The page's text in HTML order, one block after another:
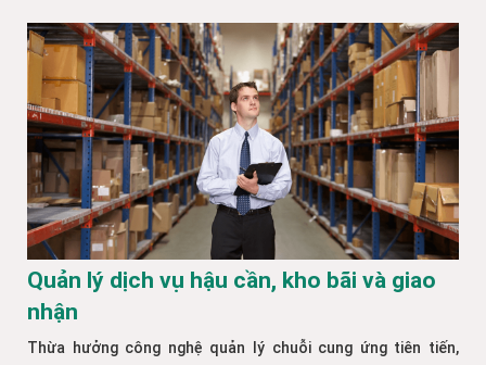
Quản lý dịch vụ hậu cần, kho bãi và giao
nhận
Thừa hưởng công nghệ quản lý chuỗi cung ứng tiên tiến,